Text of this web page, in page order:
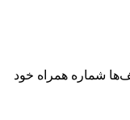
شماره همراه خود